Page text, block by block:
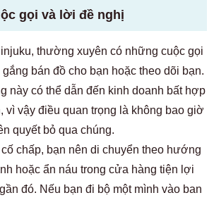
gọi và lời đề nghị
thường xuyên có những cuộc gọi
bán đồ cho bạn hoặc theo dõi bạn.
này có thể dẫn đến kinh doanh bất hợp
vì vậy điều quan trọng là không bao giờ
quyết bỏ qua chúng.
chấp, bạn nên di chuyển theo hướng
hoặc ẩn náu trong cửa hàng tiện lợi
đó. Nếu bạn đi bộ một mình vào ban